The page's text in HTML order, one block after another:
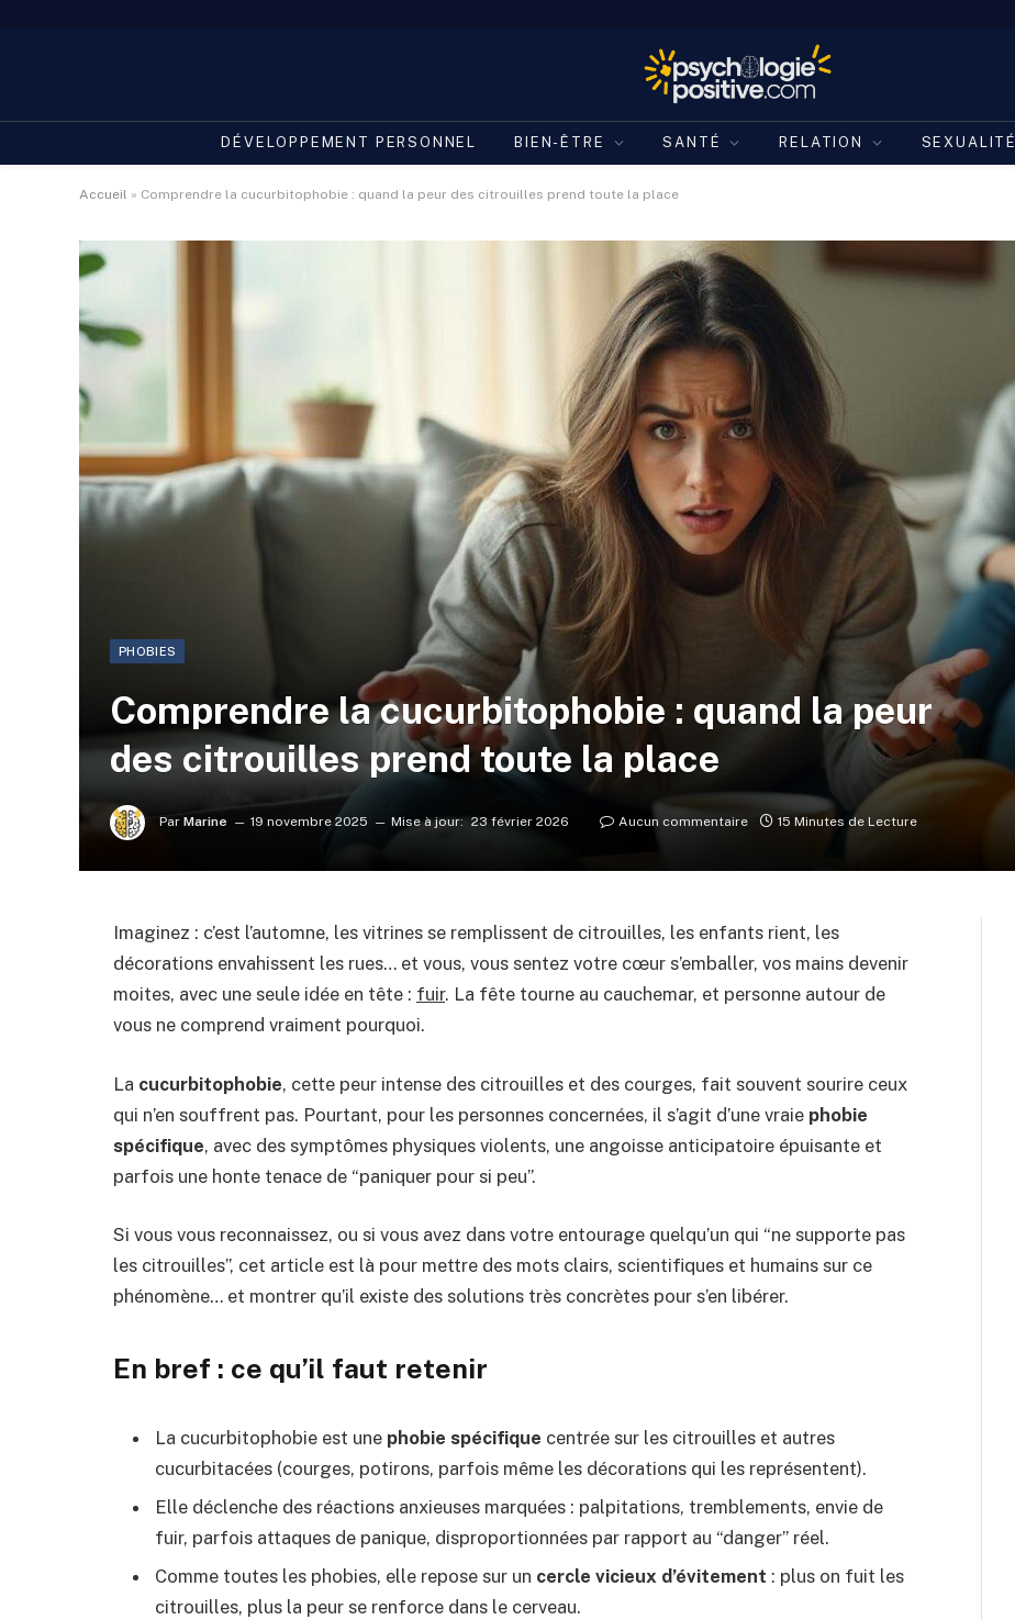
DÉVELOPPEMENT PERSONNEL BIEN-ÊTRE SANTÉ RELATION SEXUALITÉ
Accueil » Comprendre la cucurbitophobie : quand la peur des citrouilles prend toute la place
PHOBIES
Comprendre la cucurbitophobie : quand la peur
des citrouilles prend toute la place
Par Marine 19 novembre 2025 Mise à jour: 23 février 2026 Aucun commentaire 15 Minutes de Lecture
Imaginez : c’est l’automne, les vitrines se remplissent de citrouilles, les enfants rient, les
décorations envahissent les rues… et vous, vous sentez votre cœur s’emballer, vos mains devenir
moites, avec une seule idée en tête : fuir. La fête tourne au cauchemar, et personne autour de
vous ne comprend vraiment pourquoi.
La cucurbitophobie, cette peur intense des citrouilles et des courges, fait souvent sourire ceux
qui n’en souffrent pas. Pourtant, pour les personnes concernées, il s’agit d’une vraie phobie
spécifique, avec des symptômes physiques violents, une angoisse anticipatoire épuisante et
parfois une honte tenace de “paniquer pour si peu”.
Si vous vous reconnaissez, ou si vous avez dans votre entourage quelqu’un qui “ne supporte pas
les citrouilles”, cet article est là pour mettre des mots clairs, scientifiques et humains sur ce
phénomène… et montrer qu’il existe des solutions très concrètes pour s’en libérer.
En bref : ce qu’il faut retenir
La cucurbitophobie est une phobie spécifique centrée sur les citrouilles et autres
cucurbitacées (courges, potirons, parfois même les décorations qui les représentent).
Elle déclenche des réactions anxieuses marquées : palpitations, tremblements, envie de
fuir, parfois attaques de panique, disproportionnées par rapport au “danger” réel.
Comme toutes les phobies, elle repose sur un cercle vicieux d’évitement : plus on fuit les
citrouilles, plus la peur se renforce dans le cerveau.